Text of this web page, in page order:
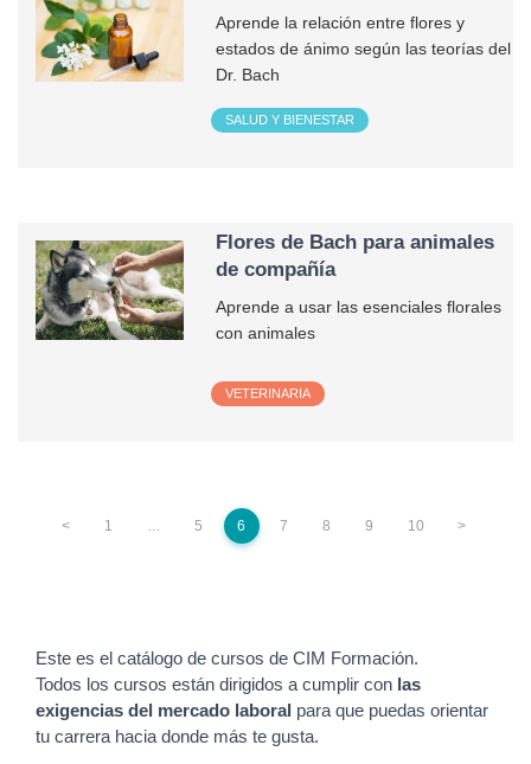
Aprende la relación entre flores y
estados de ánimo según las teorías del
Dr. Bach
SALUD Y BIENESTAR
Flores de Bach para animales
de compañía
Aprende a usar las esenciales florales
con animales
VETERINARIA
< 1 … 5 6 7 8 9 10 >
Este es el catálogo de cursos de CIM Formación.
Todos los cursos están dirigidos a cumplir con las
exigencias del mercado laboral para que puedas orientar
tu carrera hacia donde más te gusta.